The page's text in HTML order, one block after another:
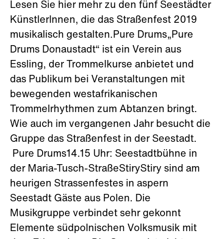
Lesen Sie hier mehr zu den fünf Seestädter
KünstlerInnen, die das Straßenfest 2019
musikalisch gestalten.Pure Drums„Pure
Drums Donaustadt“ ist ein Verein aus
Essling, der Trommelkurse anbietet und
das Publikum bei Veranstaltungen mit
bewegenden westafrikanischen
Trommelrhythmen zum Abtanzen bringt.
Wie auch im vergangenen Jahr besucht die
Gruppe das Straßenfest in der Seestadt.
Pure Drums14.15 Uhr: Seestadtbühne in
der Maria-Tusch-StraßeStiryStiry sind am
heurigen Strassenfestes in aspern
Seestadt Gäste aus Polen. Die
Musikgruppe verbindet sehr gekonnt
Elemente südpolnischen Volksmusik mit